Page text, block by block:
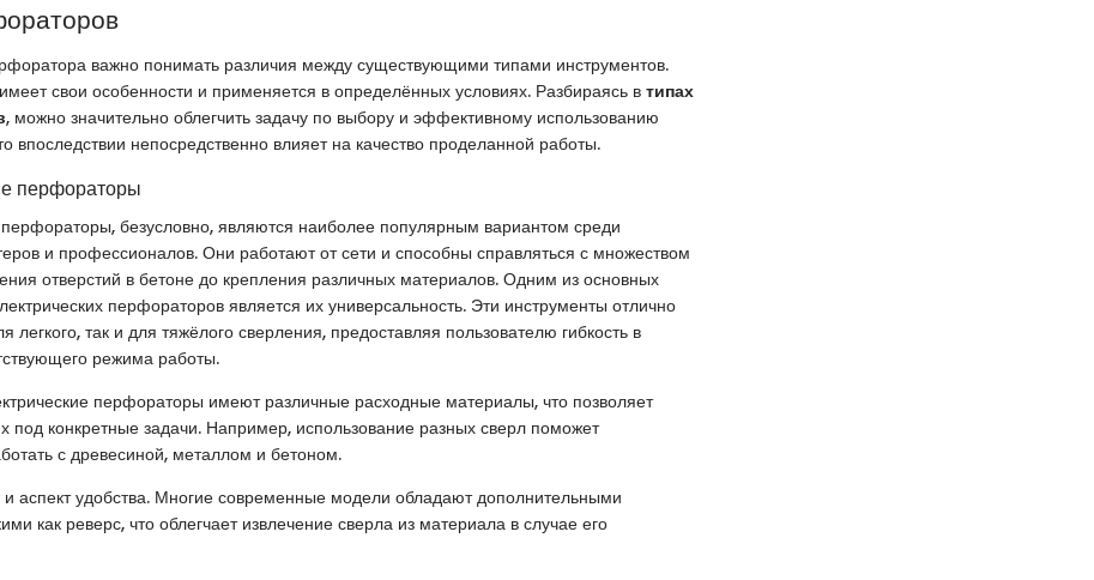
важно понимать различия между существующими типами инструментов.
свои особенности и применяется в определённых условиях. Разбираясь в типах
, можно значительно облегчить задачу по выбору и эффективному использованию
впоследствии непосредственно влияет на качество проделанной работы.
перфораторы
перфораторы, безусловно, являются наиболее популярным вариантом среди
и профессионалов. Они работают от сети и способны справляться с множеством
отверстий в бетоне до крепления различных материалов. Одним из основных
перфораторов является их универсальность. Эти инструменты отлично
легкого, так и для тяжёлого сверления, предоставляя пользователю гибкость в
режима работы.
перфораторы имеют различные расходные материалы, что позволяет
под конкретные задачи. Например, использование разных сверл поможет
с древесиной, металлом и бетоном.
и аспект удобства. Многие современные модели обладают дополнительными
как реверс, что облегчает извлечение сверла из материала в случае его